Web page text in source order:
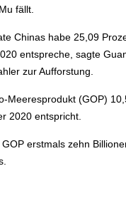
fällt.
Chinas habe 25,09
entspreche, sagte
zur Aufforstung.
Meeresprodukt (GOP)
2020 entspricht.
erstmals zehn